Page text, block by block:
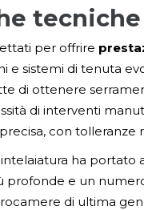
tecniche
per offrire
e sistemi di tenuta
di ottenere
di interventi
con tolleranze
intelaiatura ha
profonde e un
di ultima